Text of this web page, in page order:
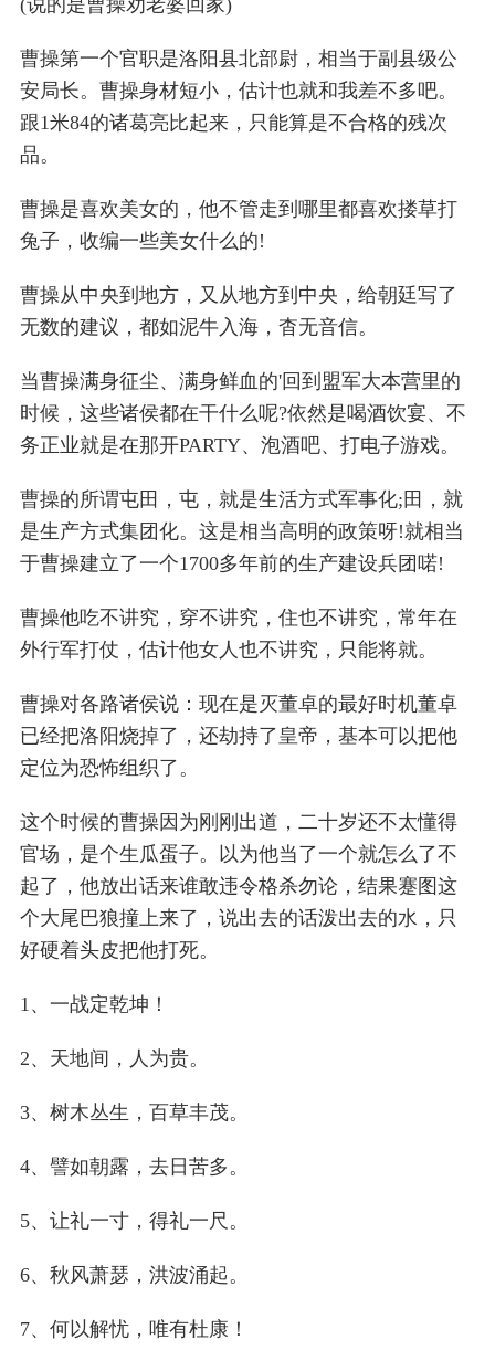
(说的是曹操劝老婆回家)
曹操第一个官职是洛阳县北部尉，相当于副县级公
安局长。曹操身材短小，估计也就和我差不多吧。
跟1米84的诸葛亮比起来，只能算是不合格的残次
品。
曹操是喜欢美女的，他不管走到哪里都喜欢搂草打
兔子，收编一些美女什么的!
曹操从中央到地方，又从地方到中央，给朝廷写了
无数的建议，都如泥牛入海，杳无音信。
当曹操满身征尘、满身鲜血的'回到盟军大本营里的
时候，这些诸侯都在干什么呢?依然是喝酒饮宴、不
务正业就是在那开PARTY、泡酒吧、打电子游戏。
曹操的所谓屯田，屯，就是生活方式军事化;田，就
是生产方式集团化。这是相当高明的政策呀!就相当
于曹操建立了一个1700多年前的生产建设兵团喏!
曹操他吃不讲究，穿不讲究，住也不讲究，常年在
外行军打仗，估计他女人也不讲究，只能将就。
曹操对各路诸侯说：现在是灭董卓的最好时机董卓
已经把洛阳烧掉了，还劫持了皇帝，基本可以把他
定位为恐怖组织了。
这个时候的曹操因为刚刚出道，二十岁还不太懂得
官场，是个生瓜蛋子。以为他当了一个就怎么了不
起了，他放出话来谁敢违令格杀勿论，结果蹇图这
个大尾巴狼撞上来了，说出去的话泼出去的水，只
好硬着头皮把他打死。
1、一战定乾坤！
2、天地间，人为贵。
3、树木丛生，百草丰茂。
4、譬如朝露，去日苦多。
5、让礼一寸，得礼一尺。
6、秋风萧瑟，洪波涌起。
7、何以解忧，唯有杜康！